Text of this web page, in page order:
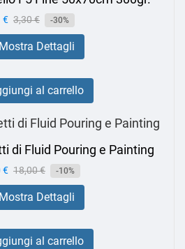
€ Prezzo
base
3,30 € -30%
Mostra Dettagli
al carrello
di Fluid Pouring e Painting
€ Prezzo
base
18,00 € -10%
Mostra Dettagli
al carrello